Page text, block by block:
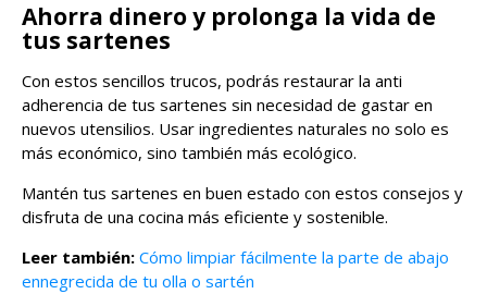
Ahorra dinero y prolonga la vida de
tus sartenes
Con estos sencillos trucos, podrás restaurar la anti
adherencia de tus sartenes sin necesidad de gastar en
nuevos utensilios. Usar ingredientes naturales no solo es
más económico, sino también más ecológico.
Mantén tus sartenes en buen estado con estos consejos y
disfruta de una cocina más eficiente y sostenible.
Leer también: Cómo limpiar fácilmente la parte de abajo
ennegrecida de tu olla o sartén